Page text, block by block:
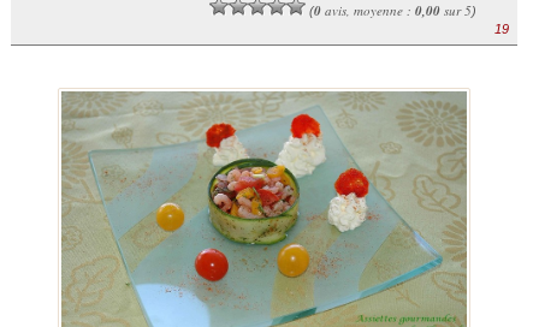
(0avis, moyenne : 0,00sur 5)
19